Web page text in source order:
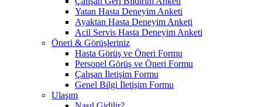
Yatan Hasta Deneyim Anketi
Ayaktan Hasta Deneyim Anketi
Acil Servis Hasta Deneyim Anketi
Öneri & Görüşleriniz
Hasta Görüş ve Öneri Formu
Personel Görüş ve Öneri Formu
Çalışan İletişim Formu
Genel Bilgi İletişim Formu
Ulaşım